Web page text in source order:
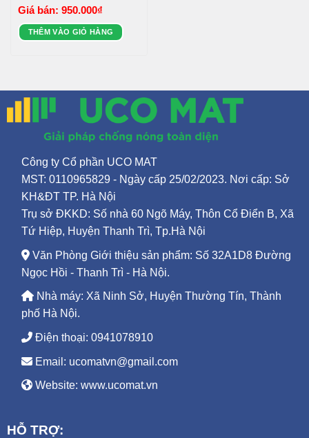
Giá bán: 950.000₫
THÊM VÀO GIỎ HÀNG
Công ty Cổ phần UCO MAT
MST: 0110965829 - Ngày cấp 25/02/2023. Nơi cấp: Sở
KH&ĐT TP. Hà Nội
Trụ sở ĐKKD: Số nhà 60 Ngõ Máy, Thôn Cổ Điển B, Xã
Tứ Hiệp, Huyện Thanh Trì, Tp.Hà Nội
Văn Phòng Giới thiệu sản phẩm: Số 32A1D8 Đường
Ngọc Hồi - Thanh Trì - Hà Nội.
Nhà máy: Xã Ninh Sở, Huyện Thường Tín, Thành
phố Hà Nội.
Điện thoại: 0941078910
Email: ucomatvn@gmail.com
Website: www.ucomat.vn
HỖ TRỢ: